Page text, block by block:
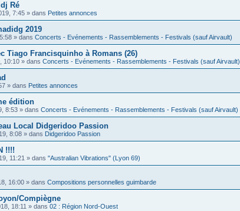
Ré
7:45 » dans Petites annonces
2019
» dans Concerts - Evénements - Rassemblements - Festivals (sauf Airvault)
Tiago Francisquinho à Romans (26)
10:10 » dans Concerts - Evénements - Rassemblements - Festivals (sauf Airvault)
» dans Petites annonces
édition
8:53 » dans Concerts - Evénements - Rassemblements - Festivals (sauf Airvault)
Local Didgeridoo Passion
8:08 » dans Didgeridoo Passion
!!!!
11:21 » dans "Australian Vibrations" (Lyon 69)
16:00 » dans Compositions personnelles guimbarde
Compiègne
18:11 » dans 02 : Région Nord-Ouest